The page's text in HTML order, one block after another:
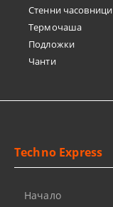
Стенни часовници
Термочашa
Подложки
Чанти
Techno Express
Начало